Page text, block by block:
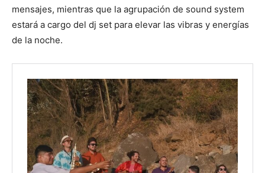
mensajes, mientras que la agrupación de sound system
estará a cargo del dj set para elevar las vibras y energías
de la noche.